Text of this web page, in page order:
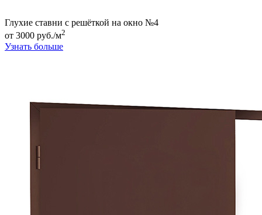
Глухие ставни с решёткой на окно №4
от 3000 руб./м2
Узнать больше